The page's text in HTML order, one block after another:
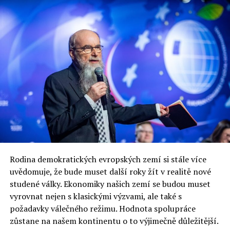
RELATED TOPICS:
UP NEXT
Číšník, který nahrával polské politiky hovoří v protokolu
o sexu v prostorách VIP
DON'T MISS
Boom břidlicového plynu v Polsku končí
Jaromír Piskoř
redaktor a editor polskodnes.cz
Rodina demokratických evropských zemí si stále více
uvědomuje, že bude muset další roky žít v realitě nové
studené války. Ekonomiky našich zemí se budou muset
vyrovnat nejen s klasickými výzvami, ale také s
požadavky válečného režimu. Hodnota spolupráce
zůstane na našem kontinentu o to výjimečně důležitější.